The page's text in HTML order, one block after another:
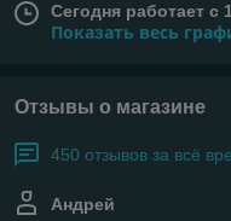
Сегодня работает с
Показать весь
Отзывы о магазине
450 отзывов за всё
Андрей